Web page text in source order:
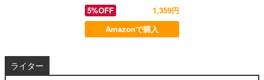
5%OFF
1,359円
Amazonで購入
ライター